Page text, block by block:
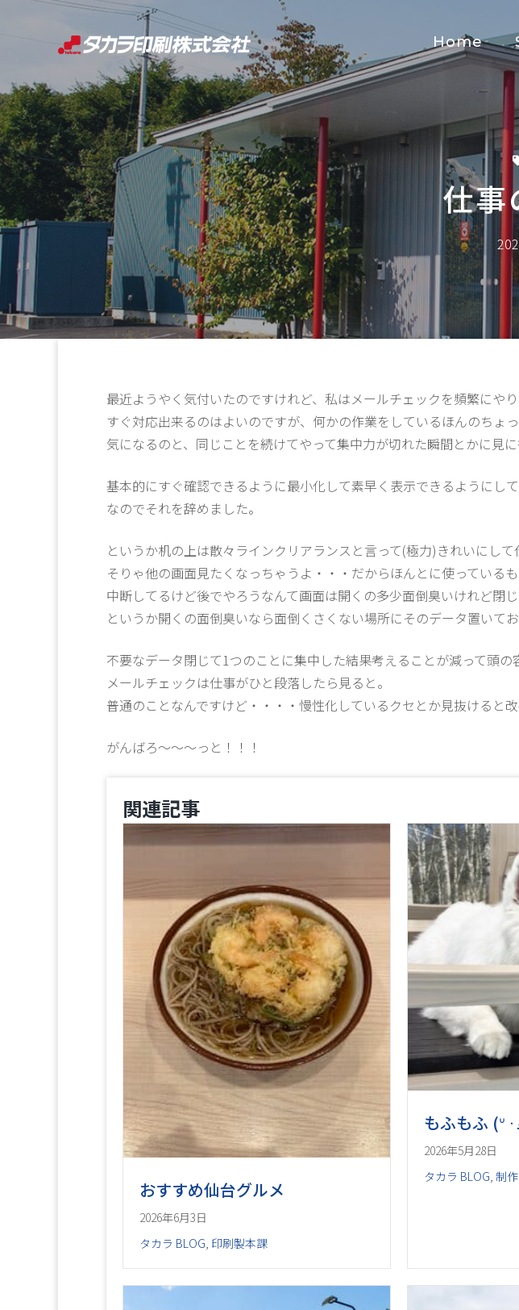
ン
ツ
へ
ス
キ
ッ
プ
Home
仕事
最近ようやく気付いたのですけれど、私はメールチェックを頻繁にや
すぐ対応出来るのはよいのですが、何かの作業をしているほんのちょ
気になるのと、同じことを続けてやって集中力が切れた瞬間とかに見に
基本的にすぐ確認できるように最小化して素早く表示できるようにして
なのでそれを辞めました。
というか机の上は散々ラインクリアランスと言って(極力)きれいにし
そりゃ他の画面見たくなっちゃうよ・・・だからほんとに使っている
中断してるけど後でやろうなんて画面は開くの多少面倒臭いけれど閉
というか開くの面倒臭いなら面倒くさくない場所にそのデータ置いて
不要なデータ閉じて1つのことに集中した結果考えることが減って頭の
メールチェックは仕事がひと段落したら見ると。
普通のことなんですけど・・・・慢性化しているクセとか見抜けると
がんばろ～～～っと！！！
関連記事
おすすめ仙台グルメ
2026年6月3日
タカラ BLOG, 印刷製本課
2026年5月28日
タカラ BLOG,制